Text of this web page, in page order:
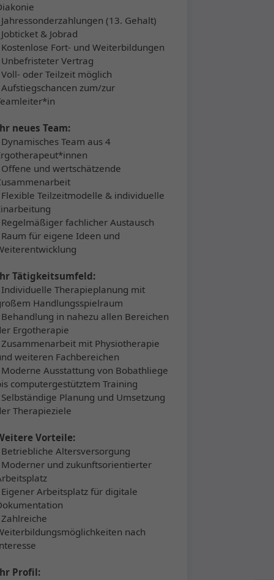
Jahressonderzahlungen (13. Gehalt)
Jobticket & Jobrad
Kostenlose Fort- und Weiterbildungen
Unbefristeter Vertrag
Voll- oder Teilzeit möglich
Aufstiegschancen zum/zur
neues Team:
Dynamisches Team aus 4
Offene und wertschätzende
Flexible Teilzeitmodelle & individuelle
Regelmäßiger fachlicher Austausch
Raum für eigene Ideen und
Tätigkeitsumfeld:
Individuelle Therapieplanung mit
Handlungsspielraum
Behandlung in nahezu allen Bereichen
Ergotherapie
Zusammenarbeit mit Physiotherapie
weiteren Fachbereichen
Moderne Ausstattung von Bobathliege
computergestütztem Training
Selbständige Planung und Umsetzung
Therapieziele
Vorteile:
Betriebliche Altersversorgung
Moderner und zukunftsorientierter
Eigener Arbeitsplatz für digitale
Zahlreiche
nach
Profil: